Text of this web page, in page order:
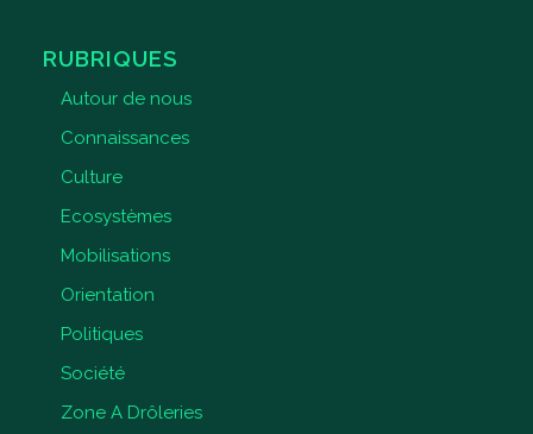
RUBRIQUES
Autour de nous
Connaissances
Culture
Ecosystèmes
Mobilisations
Orientation
Politiques
Société
Zone A Drôleries